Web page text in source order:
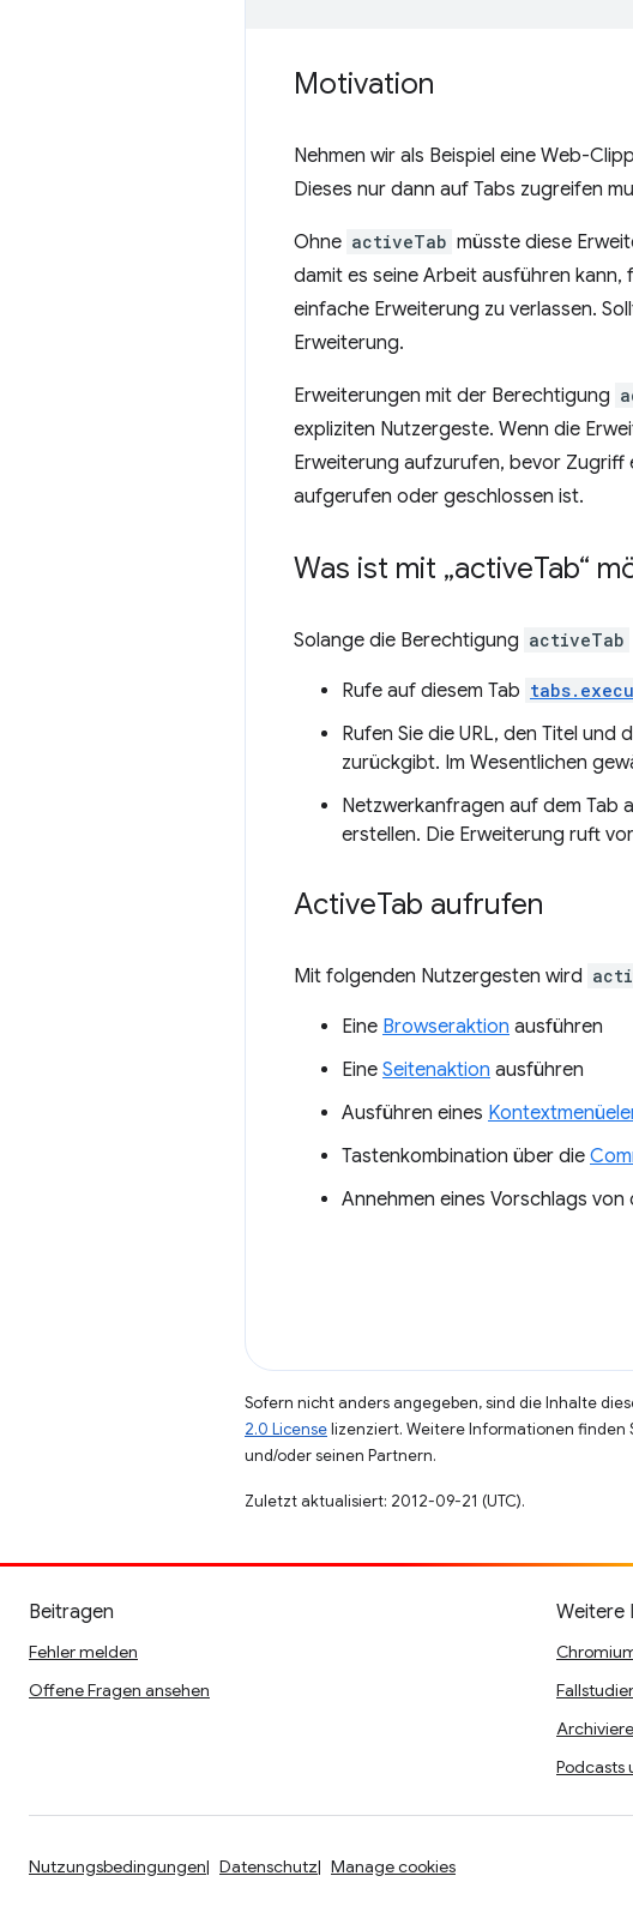
Motivation
Nehmen wir als Beispiel eine Web-
Dieses nur dann auf Tabs zugreifen
Ohne activeTab müsste diese
damit es seine Arbeit ausführen
einfache Erweiterung zu verlassen.
Erweiterung.
Erweiterungen mit der Berechtigung
expliziten Nutzergeste. Wenn die
Erweiterung aufzurufen, bevor
aufgerufen oder geschlossen ist.
Was ist mit „activeTab“
Solange die Berechtigung activeTab
Rufe auf diesem Tab
Rufen Sie die URL, den Titel und
zurückgibt. Im Wesentlichen
Netzwerkanfragen auf dem Tab
erstellen. Die Erweiterung ruft
ActiveTab aufrufen
Mit folgenden Nutzergesten wird
Eine Browseraktion ausführen
Eine Seitenaktion ausführen
Ausführen eines
Tastenkombination über die
Annehmen eines Vorschlags von
Sofern nicht anders angegeben, sind die Inhalte
2.0 Licenselizenziert. Weitere Informationen finden
und/oder seinen Partnern.
Zuletzt aktualisiert: 2012-09-21 (UTC).
Beitragen
Fehler melden
Offene Fragen ansehen
Weitere
Podcasts
Nutzungsbedingungen Datenschutz Manage cookies